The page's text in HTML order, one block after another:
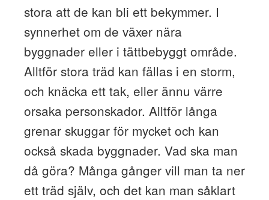
stora att de kan bli ett bekymmer. I
synnerhet om de växer nära
byggnader eller i tättbebyggt område.
Alltför stora träd kan fällas i en storm,
och knäcka ett tak, eller ännu värre
orsaka personskador. Alltför långa
grenar skuggar för mycket och kan
också skada byggnader. Vad ska man
då göra? Många gånger vill man ta ner
ett träd själv, och det kan man såklart